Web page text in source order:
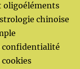
oligoéléments
chinoise
confidentialité